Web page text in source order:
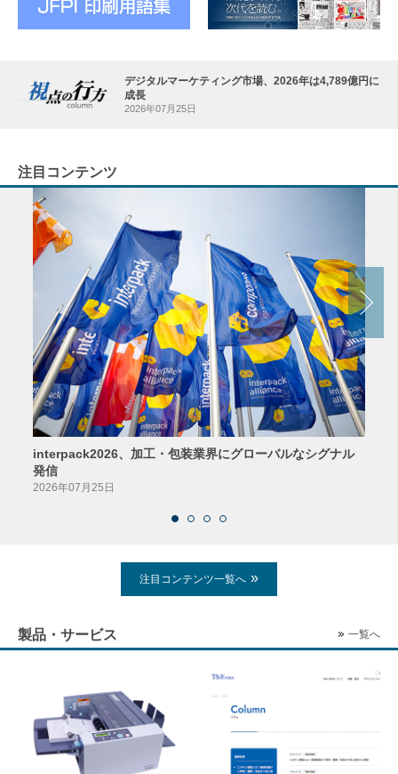
デジタルマーケティング市場、2026年は4,789億円に
成長
2026年07月25日
注目コンテンツ
interpack2026、加工・包装業界にグローバルなシグナル
発信
2026年07月25日
注目コンテンツ一覧へ
製品・サービス 一覧へ